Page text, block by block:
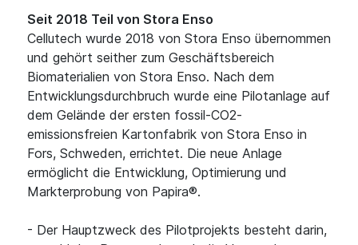
Seit 2018 Teil von Stora Enso
Cellutech wurde 2018 von Stora Enso übernommen
und gehört seither zum Geschäftsbereich
Biomaterialien von Stora Enso. Nach dem
Entwicklungsdurchbruch wurde eine Pilotanlage auf
dem Gelände der ersten fossil-CO2-
emissionsfreien Kartonfabrik von Stora Enso in
Fors, Schweden, errichtet. Die neue Anlage
ermöglicht die Entwicklung, Optimierung und
Markterprobung von Papira®.
- Der Hauptzweck des Pilotprojekts besteht darin,